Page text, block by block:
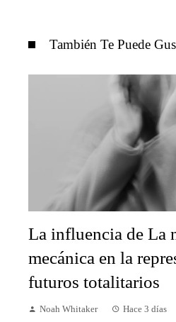
También Te Puede
La influencia de La
mecánica en la
futuros totalitarios
Noah Whitaker Hace 3 días